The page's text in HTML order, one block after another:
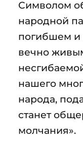
Символом
народной
погибшем и
вечно
нашего
народа,
станет
молчания».